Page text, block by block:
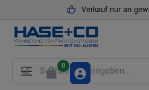
Verkauf nur an
0